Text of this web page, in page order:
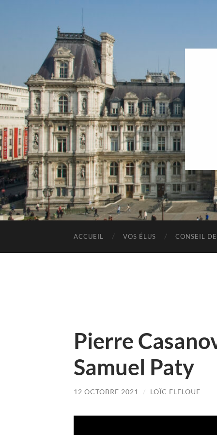
ACCUEIL VOS ÉLUS CONSEIL
Pierre
Samuel Paty
12 OCTOBRE 2021 / LOÏC ELELOUE